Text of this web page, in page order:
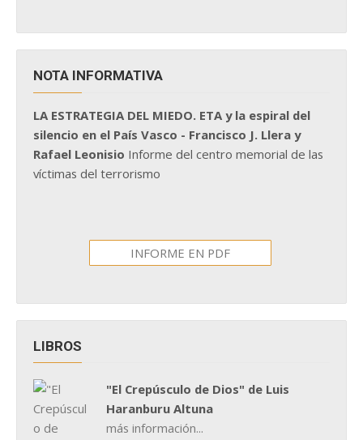
NOTA INFORMATIVA
LA ESTRATEGIA DEL MIEDO. ETA y la espiral del
silencio en el País Vasco - Francisco J. Llera y
Rafael Leonisio Informe del centro memorial de las
víctimas del terrorismo
INFORME EN PDF
LIBROS
"El Crepúsculo de Dios" de Luis
Haranburu Altuna
más información...